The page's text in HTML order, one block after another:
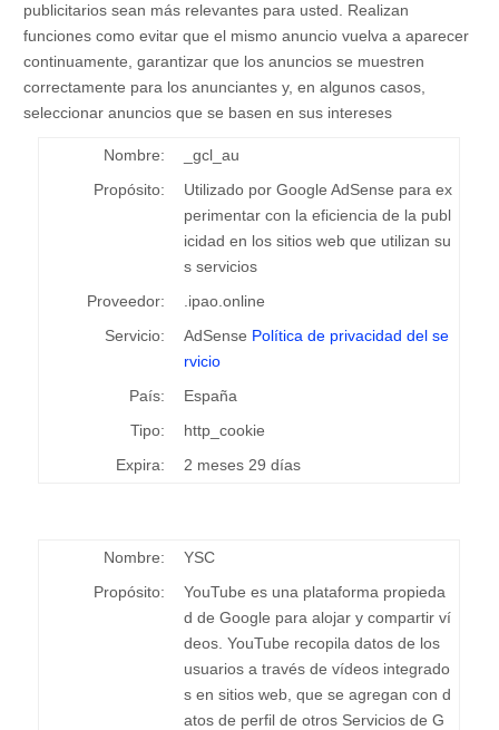
publicitarios sean más relevantes para usted. Realizan
funciones como evitar que el mismo anuncio vuelva a aparecer
continuamente, garantizar que los anuncios se muestren
correctamente para los anunciantes y, en algunos casos,
seleccionar anuncios que se basen en sus intereses
Nombre:
_gcl_au
Propósito:
Utilizado por Google AdSense para ex
perimentar con la eficiencia de la publ
icidad en los sitios web que utilizan su
s servicios
Proveedor:
.ipao.online
Servicio:
AdSense Política de privacidad del se
rvicio
País:
España
Tipo:
http_cookie
Expira:
2 meses 29 días
Nombre:
YSC
Propósito:
YouTube es una plataforma propieda
d de Google para alojar y compartir ví
deos. YouTube recopila datos de los
usuarios a través de vídeos integrado
s en sitios web, que se agregan con d
atos de perfil de otros Servicios de G